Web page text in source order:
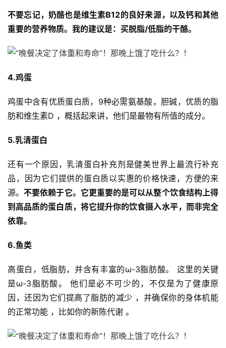
不要忘记，奶酪也是维生素B12的良好来源，以及钙和其他
重要的营养物质。 我的建议是：买脱脂/低脂的干酪。
4.鸡蛋
鸡蛋中含有优质蛋白质，9种必需氨基酸，胆碱，优质的脂
肪和维生素D ，概括起来讲，他们是最物有所值的成分。
5.乳清蛋白
还有一个原因，乳清蛋白补充剂是健美世界上最流行补充
品，因为它们提供的蛋白质以实惠的价格快速，方便的来
源。不要依赖于它。它更重要的是可以从整个饮食结构上得
到高品质的蛋白质，将它提升你的饮食摄入水平，而非完全
依靠。
6.鱼类
高蛋白，低脂肪，并含有丰富的ω-3脂肪酸。 这里的关键
是ω-3脂肪酸。 他们是必不可少的，不仅是为了健康原
因，还因为它们提高了脂肪的减少 ，并确保你的身体机能
的正常功能 ，比如你的新陈代谢 。